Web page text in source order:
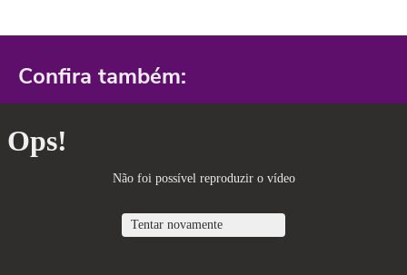
Confira também: